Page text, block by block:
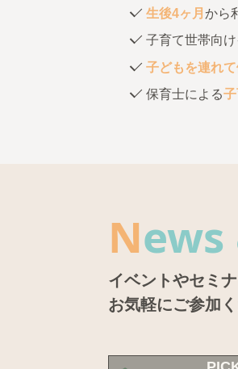
生後4ヶ月 から
子育て世帯向
子どもを連れ
保育士による
News
イベントやセミ
お気軽にご参加く